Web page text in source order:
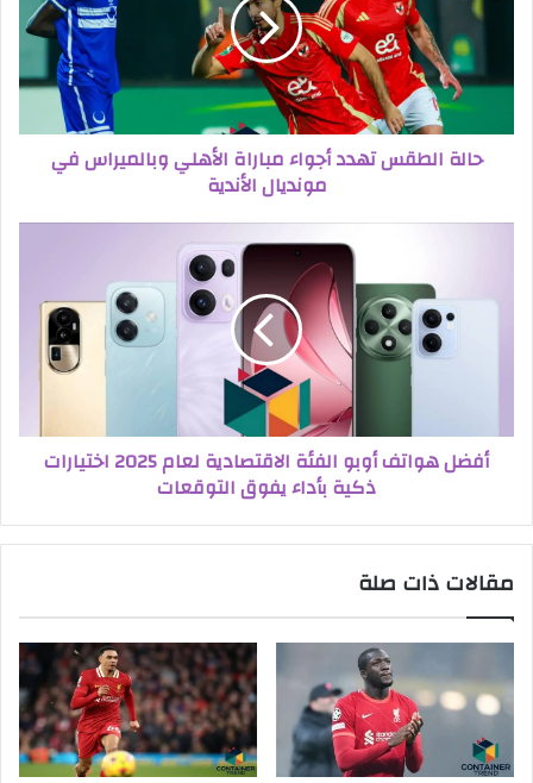
حالة الطقس تهدد أجواء مباراة الأهلي وبالميراس في
مونديال الأندية
أفضل هواتف أوبو الفئة الاقتصادية لعام 2025 اختيارات
ذكية بأداء يفوق التوقعات
مقالات ذات صلة